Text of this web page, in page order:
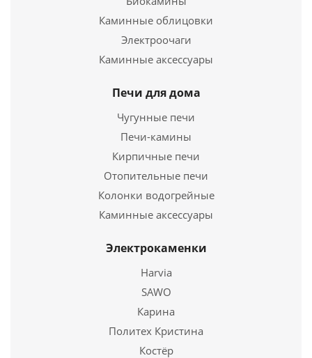
Купить в 1 клик
Труба Термо ТТ-Р L 1000 430. 0.8/430, 0,55 d 150/210
Подробнее
Купить в 1 клик
Каминные облицовки
Электроочаги
Каминные аксессуары
Печи для дома
Чугунные печи
Печи-камины
Кирпичные печи
Отопительные печи
Колонки водогрейные
Каминные аксессуары
Электрокаменки
Harvia
SAWO
Карина
Политех Кристина
Костёр